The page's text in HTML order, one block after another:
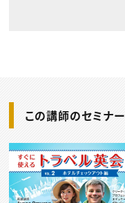
この講師のセミナー